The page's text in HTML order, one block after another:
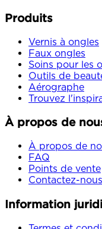
Produits
Vernis à ongles
Faux ongles
Soins pour les
Outils de
Aérographe
Trouvez
À propos de
À propos de
FAQ
Points de vente
Contactez-nous
Information